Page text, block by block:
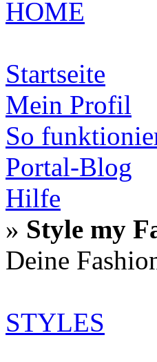
HOME
Startseite
Mein Profil
So
Portal-Blog
Hilfe
» Style my
Deine
STYLES